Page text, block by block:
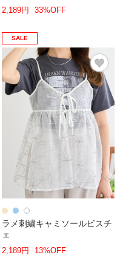
2,189円 33%OFF
SALE
ラメ刺繍キャミソールビスチ
ェ
2,189円 13%OFF